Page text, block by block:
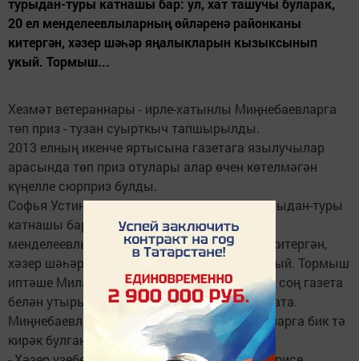
турыдан-туры катнашы бар: ул, хат ташучы буларак,
20 ел менделеевлыларның өйләренә районканы
китергән, хәзер шәһәр яңалыкларын кызыксынып
укый. Тормыш...
Хезмәт ветераннары - ирле-хатынлы Миңнебаевларга
төп приз - тузан суырткыч тапшырылды.
2013 елның икенче яртысына газетага язылучылар
арасында төп приз отулары алар өчен көтелмәгән
күңелле сюрприз булды.
Софья Устиновнаның җирле матбугатка турыдан-туры
катнашы бар: ул, хат ташучы буларак, 20 ел
менделеевлыларның өйләренә районканы китергән,
хәзер шәһәр яңалыкларын кызыксынып укый. Тормыш
иптәше Милай Тимербаевич та эш көненнән соң газета
белән утырырга, район сулышын тоярга ярата.
Миңнебаевлар әйтүенчә, тузан суырткыч аларга бик тә
кирәк булган.